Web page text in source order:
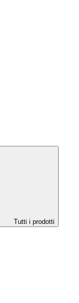
Tutti i prodotti